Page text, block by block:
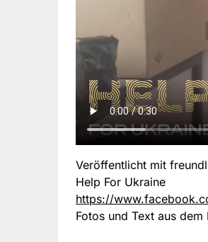
Veröffentlicht mit
Help For Ukraine
https://
Fotos und Text aus